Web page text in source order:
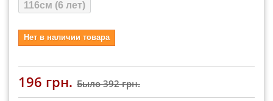
116см (6 лет)
Нет в наличии товара
196 грн. Было392 грн.